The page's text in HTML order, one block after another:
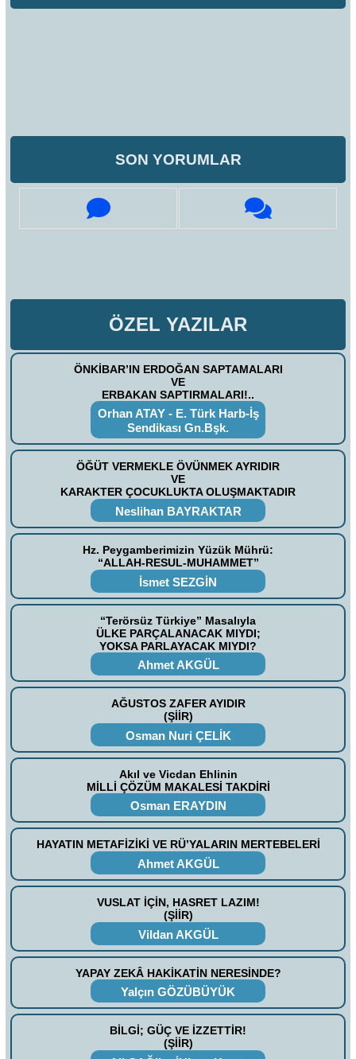
SON YORUMLAR
ÖZEL YAZILAR
ÖNKİBAR’IN ERDOĞAN SAPTAMALARI
VE
ERBAKAN SAPTIRMALARI!..
Orhan ATAY - E. Türk Harb-İş
Sendikası Gn.Bşk.
ÖĞÜT VERMEKLE ÖVÜNMEK AYRIDIR
VE
KARAKTER ÇOCUKLUKTA OLUŞMAKTADIR
Neslihan BAYRAKTAR
Hz. Peygamberimizin Yüzük Mührü:
“ALLAH-RESUL-MUHAMMET”
İsmet SEZGİN
“Terörsüz Türkiye” Masalıyla
ÜLKE PARÇALANACAK MIYDI;
YOKSA PARLAYACAK MIYDI?
Ahmet AKGÜL
AĞUSTOS ZAFER AYIDIR
(ŞİİR)
Osman Nuri ÇELİK
Akıl ve Vicdan Ehlinin
MİLLİ ÇÖZÜM MAKALESİ TAKDİRİ
Osman ERAYDIN
HAYATIN METAFİZİKİ VE RÜ’YALARIN MERTEBELERİ
Ahmet AKGÜL
VUSLAT İÇİN, HASRET LAZIM!
(ŞİİR)
Vildan AKGÜL
YAPAY ZEKÂ HAKİKATİN NERESİNDE?
Yalçın GÖZÜBÜYÜK
BİLGİ; GÜÇ VE İZZETTİR!
(ŞİİR)